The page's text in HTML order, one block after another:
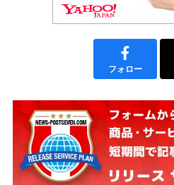
フォロー